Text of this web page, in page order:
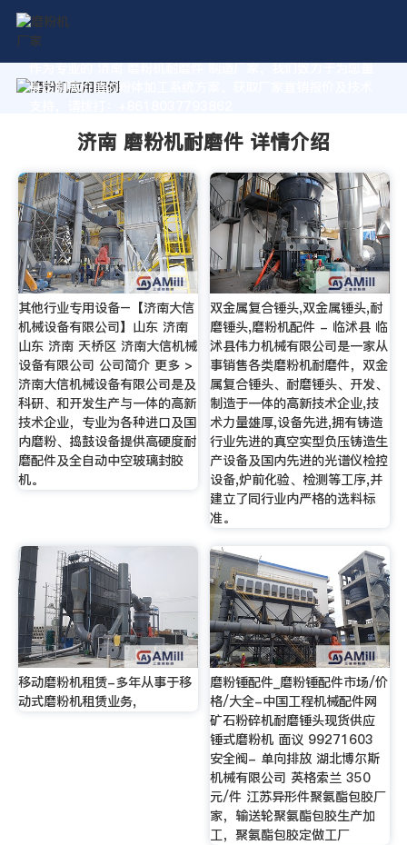
作为专业的 济南 磨粉机耐磨件 制造厂家，我们致力于为您量
身定制高价值的粉体加工系统方案。获取厂家直销报价及技术
济南 磨粉机耐磨件 详情介绍
其他行业专用设备–【济南大信
机械设备有限公司】山东 济南
山东 济南 天桥区 济南大信机械
设备有限公司 公司简介 更多 >
济南大信机械设备有限公司是及
科研、和开发生产与一体的高新
技术企业，专业为各种进口及国
内磨粉、捣鼓设备提供高硬度耐
磨配件及全自动中空玻璃封胶
机。
双金属复合锤头,双金属锤头,耐
磨锤头,磨粉机配件 - 临沭县 临
沭县伟力机械有限公司是一家从
事销售各类磨粉机耐磨件，双金
属复合锤头、耐磨锤头、开发、
制造于一体的高新技术企业,技
术力量雄厚,设备先进,拥有铸造
行业先进的真空实型负压铸造生
产设备及国内先进的光谱仪检控
设备,炉前化验、检测等工序,并
建立了同行业内严格的选料标
准。
移动磨粉机租赁-多年从事于移
动式磨粉机租赁业务,
磨粉锤配件_磨粉锤配件市场/价
格/大全-中国工程机械配件网
矿石粉碎机耐磨锤头现货供应
锤式磨粉机 面议 99271603
安全阀- 单向排放 湖北博尔斯
机械有限公司 英格索兰 350
元/件 江苏异形件聚氨酯包胶厂
家，输送轮聚氨酯包胶生产加
工，聚氨酯包胶定做工厂